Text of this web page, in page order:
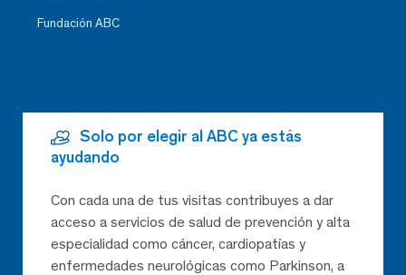
Fundación ABC
Solo por elegir al ABC ya estás
ayudando
Con cada una de tus visitas contribuyes a dar
acceso a servicios de salud de prevención y alta
especialidad como cáncer, cardiopatías y
enfermedades neurológicas como Parkinson, a